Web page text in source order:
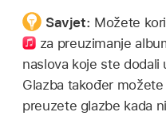
Savjet: Možete
za preuzimanje
naslova koje ste dodali
Glazba također
preuzete glazbe kada